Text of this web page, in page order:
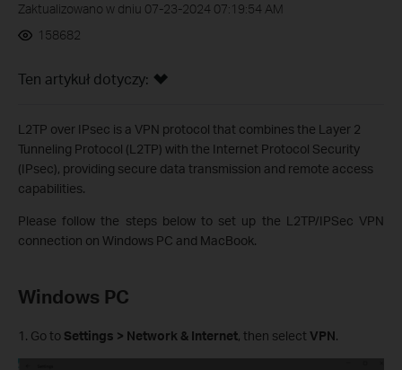
Zaktualizowano w dniu 07-23-2024 07:19:54 AM
158682
Ten artykuł dotyczy:
L2TP over IPsec is a VPN protocol that combines the Layer 2
Tunneling Protocol (L2TP) with the Internet Protocol Security
(IPsec), providing secure data transmission and remote access
capabilities.
Please follow the steps below to set up the L2TP/IPSec VPN
connection on Windows PC and MacBook.
Windows PC
1. Go to Settings > Network & Internet, then select VPN.